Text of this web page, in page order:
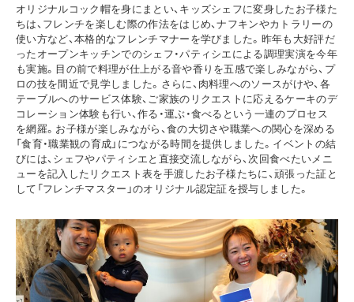
オリジナルコック帽を身にまとい、キッズシェフに変身したお子様た
ちは、フレンチを楽しむ際の作法をはじめ、ナフキンやカトラリーの
使い方など、本格的なフレンチマナーを学びました。昨年も大好評だ
ったオープンキッチンでのシェフ・パティシエによる調理実演を今年
も実施。目の前で料理が仕上がる音や香りを五感で楽しみながら、プ
ロの技を間近で見学しました。さらに、肉料理へのソースがけや、各
テーブルへのサービス体験、ご家族のリクエストに応えるケーキのデ
コレーション体験も行い、作る・運ぶ・食べるという一連のプロセス
を網羅。お子様が楽しみながら、食の大切さや職業への関心を深める
「食育・職業観の育成」につながる時間を提供しました。イベントの結
びには、シェフやパティシエと直接交流しながら、次回食べたいメニ
ューを記入したリクエスト表を手渡したお子様たちに、頑張った証と
して「フレンチマスター」のオリジナル認定証を授与しました。